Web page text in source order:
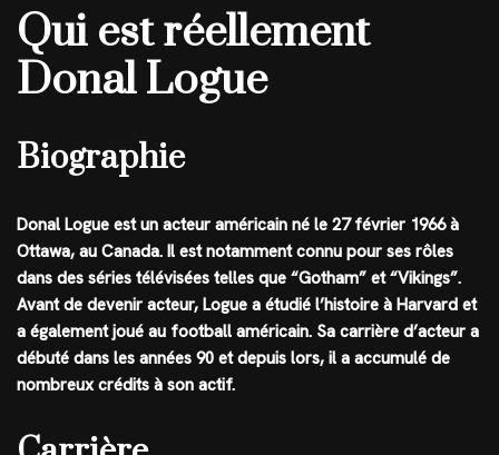
Qui est réellement
Donal Logue
Biographie
Donal Logue est un acteur américain né le 27 février 1966 à
Ottawa, au Canada. Il est notamment connu pour ses rôles
dans des séries télévisées telles que “Gotham” et “Vikings”.
Avant de devenir acteur, Logue a étudié l’histoire à Harvard et
a également joué au football américain. Sa carrière d’acteur a
débuté dans les années 90 et depuis lors, il a accumulé de
nombreux crédits à son actif.